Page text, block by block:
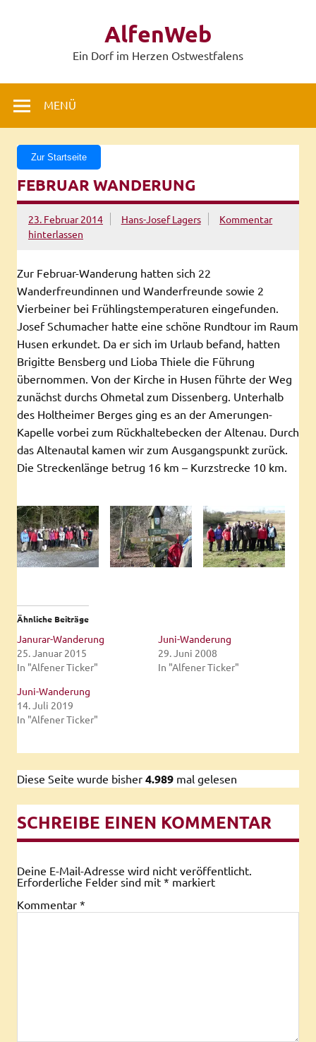
AlfenWeb
Ein Dorf im Herzen Ostwestfalens
MENÜ
Zur Startseite
FEBRUAR WANDERUNG
23. Februar 2014 Hans-Josef Lagers
Kommentar
hinterlassen
Zur Februar-Wanderung hatten sich 22
Wanderfreundinnen und Wanderfreunde sowie 2
Vierbeiner bei Frühlingstemperaturen eingefunden.
Josef Schumacher hatte eine schöne Rundtour im Raum
Husen erkundet. Da er sich im Urlaub befand, hatten
Brigitte Bensberg und Lioba Thiele die Führung
übernommen. Von der Kirche in Husen führte der Weg
zunächst durchs Ohmetal zum Dissenberg. Unterhalb
des Holtheimer Berges ging es an der Amerungen-
Kapelle vorbei zum Rückhaltebecken der Altenau. Durch
das Altenautal kamen wir zum Ausgangspunkt zurück.
Die Streckenlänge betrug 16 km – Kurzstrecke 10 km.
Ähnliche Beiträge
Janurar-Wanderung
25. Januar 2015
In "Alfener Ticker"
Juni-Wanderung
29. Juni 2008
In "Alfener Ticker"
Juni-Wanderung
14. Juli 2019
In "Alfener Ticker"
Diese Seite wurde bisher 4.989 mal gelesen
SCHREIBE EINEN KOMMENTAR
Deine E-Mail-Adresse wird nicht veröffentlicht.
Erforderliche Felder sind mit * markiert
Kommentar *